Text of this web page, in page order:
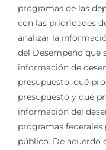
programas de las
con las prioridades
analizar la
del Desempeño que
información de
presupuesto: qué
presupuesto y qué
información del
programas
público. De acuerdo